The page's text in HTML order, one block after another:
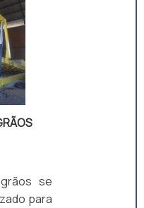
de
e (b)
se
para